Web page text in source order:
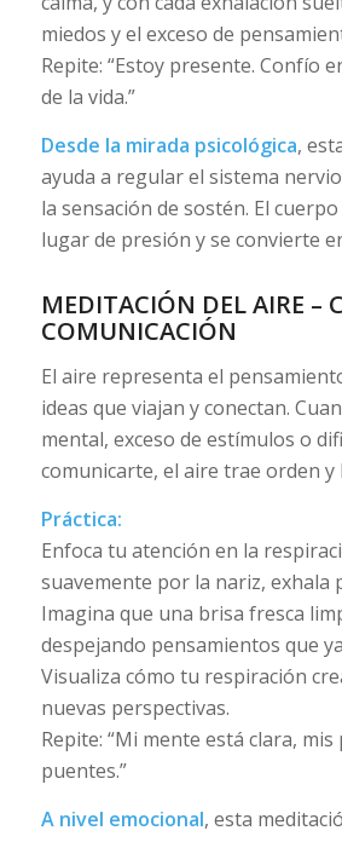
miedos y el exceso de
Repite: “Estoy presente. Confío
de la vida.”
Desde la mirada psicológica,
ayuda a regular el sistema
la sensación de sostén. El
lugar de presión y se convierte
MEDITACIÓN DEL AIRE –
COMUNICACIÓN
El aire representa el
ideas que viajan y conectan.
mental, exceso de estímulos o
comunicarte, el aire trae orden y
Práctica:
Enfoca tu atención en la
suavemente por la nariz, exhala
Imagina que una brisa fresca
despejando pensamientos que
Visualiza cómo tu respiración
nuevas perspectivas.
Repite: “Mi mente está clara,
puentes.”
A nivel emocional, esta